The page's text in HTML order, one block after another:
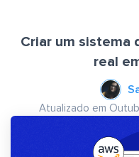
Criar um sistema
real
Atualizado em